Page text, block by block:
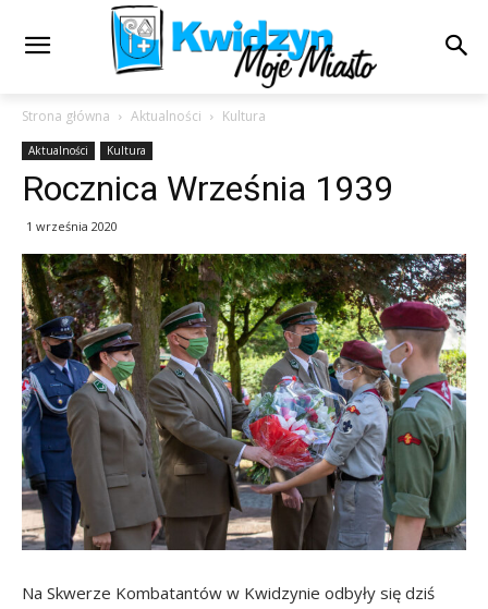
Strona główna Aktualności Kultura
Aktualności Kultura
Rocznica Września 1939
1 września 2020
Na Skwerze Kombatantów w Kwidzynie odbyły się dziś